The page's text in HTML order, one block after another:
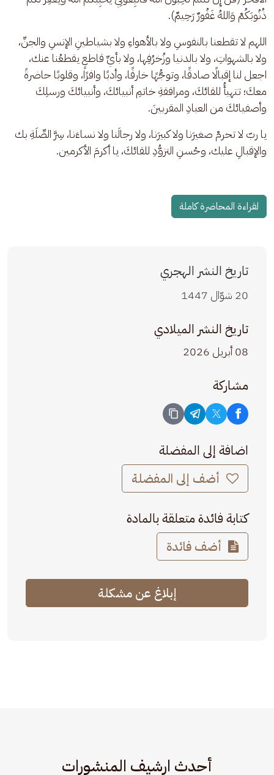
ذُنُوبَكُمْ وَاللهُ غَفُورٌ رَحِيمٌ).
اللهم لا تقطعنا بالنفوسِ ولا بالأهواءِ ولا بشياطينِ الإنسِ والجنِّ،
ولا بالشهواتِ، ولا بالدنيا وزُخرُفِها، ولا بأيِّ قاطعٍ يقطعُنا عنك،
اجعل لنا إقبالًا صادقًا، وتوجُّهًا خارقًا، وأدبًا وافرًا، وقلوبًا حاضرةً
معكَ؛ تتهيأُ للقائكَ، ومرافقةِ خاتمِ أنبيائكَ، وأنبيائكَ ورسلِكَ
وأصفيائكَ من العبادِ المقربينَ.
يا ربّ لا تحرمْ صغيرَنا ولا كبيرَنا، ولا رجالَنا ولا نساءَنا، سِرَّ الصِّلَةِ بك
والإقبالِ عليك، وحُسنِ التزوُّدِ للقائكَ، يا أكرمَ الأكرمين.
لقراءة المحاضرة كاملة
تاريخ النشر الهجري
20 شوّال 1447
تاريخ النشر الميلادي
08 أبريل 2026
مشاركة
اضافة إلى المفضلة
أضف إلى المفضلة
كتابة فائدة متعلقة بالمادة
أضف فائدة
إبلاغ عن مشكلة
أحدث ارشيف المنشورات